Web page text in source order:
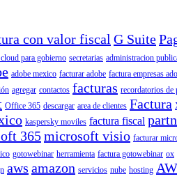
con valor fiscal G Suite
para gobierno secretarias administracion
adobe mexico facturar adobe factura empresas
agregar contactos facturas recordatorios de
Office 365 descargar area de clientes Factura
kaspersky moviles factura fiscal
365microsoft visio facturar
gotowebinar herramienta factura gotowebinar ox
aws amazon servicios nube hosting